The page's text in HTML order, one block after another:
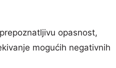
opasnost,
mogućih negativnih